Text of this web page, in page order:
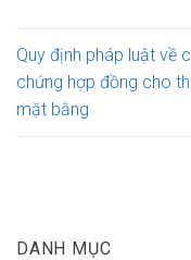
Quy định pháp luật về
chứng hợp đồng cho
mặt bằng
DANH MỤC